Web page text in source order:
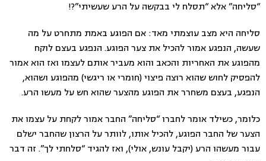
“סליחה” אלא “תסלח לי בבקשה על הרע שעשיתי”?!
סליחה היא מצב עוצמתי מאד: אם הפוגע באמת מתחרט על מה
שעשה, הנפגע אמור להכיל את צער הפוגע. הנפגע בעצם לוקח
מהפוגע את האחריות והכאב והוא מעביר אותם לעצמו ואז הוא אמור
להפסיק לחוש שהוא רוצה פיצוי (חומרי או ריגשי) מהפוגע ושהוא,
הנפגע, בעצם משחרר את הפוגע מהצער שהוא חש על מעשו הרע.
כלומר, כשילד אומר לחברו “סליחה” החבר אמור לקחת על עצמו את
הצער של החבר הפוגע, להכיל אותו, לוותר על הרצון שהחבר ישלם
עבור מעשהו הרע (יקבל עונש, אולי), ואז להגיד “סלחתי לך”. זה דבר